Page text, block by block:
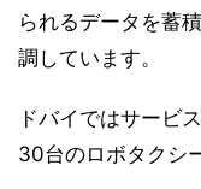
られるデータを蓄
調しています。
ドバイではサービ
30台のロボタクシ